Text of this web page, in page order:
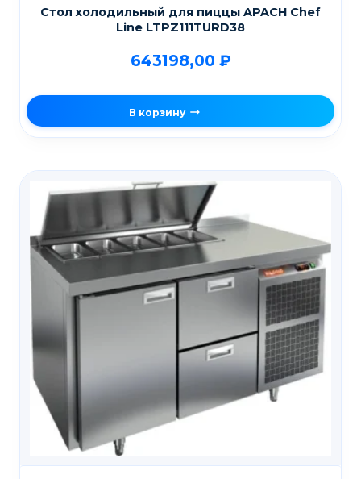
Стол холодильный для пиццы APACH Chef
Line LTPZ111TURD38
643198,00 ₽
В корзину